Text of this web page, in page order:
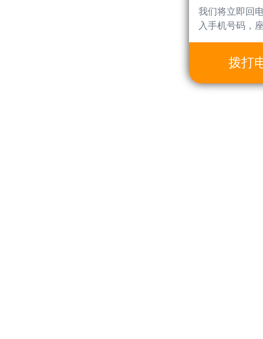
我们将立即回
入手机号码，
拨打